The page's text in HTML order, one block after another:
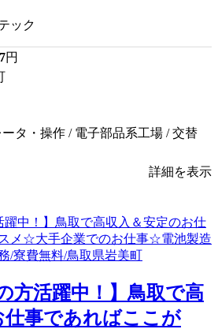
ック
円
タ・操作 / 電子部品系工場 / 交替
詳細を表示
方活躍中！】鳥取で高
仕事であればここが